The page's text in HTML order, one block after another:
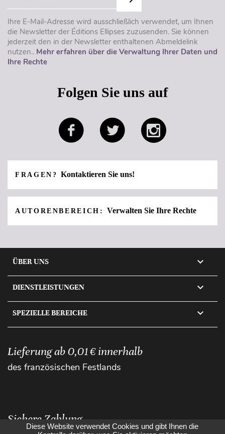
Ihre E-Mail-Adresse wird ausschließlich verwendet, um Ihnen
die Newsletter der Éditions Ellipses zuzusenden. Sie können
jederzeit den in der Newsletter enthaltenen Abmeldelink
nutzen.. Mehr erfahren über die Verwaltung Ihrer Daten und
Ihre Rechte
Folgen Sie uns auf
FRAGEN?Kontaktieren Sie uns!
AUTORENBEREICH: Verwalten Sie Ihre Rechte
ÜBER UNS 
DIENSTLEISTUNGEN 
SPEZIELLE BEREICHE 
Lieferung ab 0,01 € innerhalb
des französischen Festlands
Sichere Zahlung
Diese Website verwendet Cookies und gibt Ihnen die